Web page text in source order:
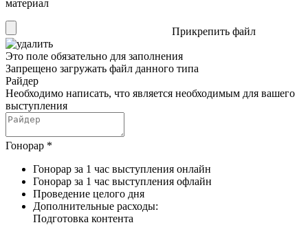
материал
Прикрепить файл
Это поле обязательно для заполнения
Запрещено загружать файл данного типа
Райдер
Необходимо написать, что является необходимым для вашего
выступления
Гонорар *
Гонорар за 1 час выступления онлайн
Гонорар за 1 час выступления офлайн
Проведение целого дня
Дополнительные расходы:
Подготовка контента